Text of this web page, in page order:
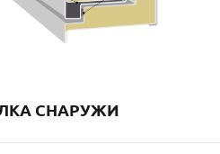
СНАРУЖИ